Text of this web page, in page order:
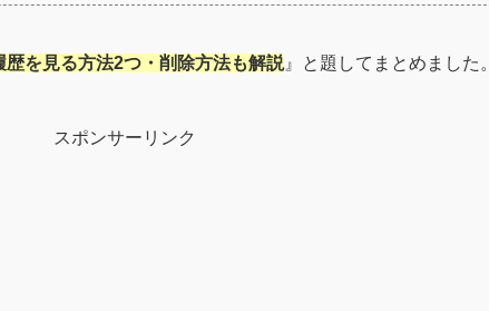
を見る方法2つ・削除方法も解説』と題してまとめました。
スポンサーリンク